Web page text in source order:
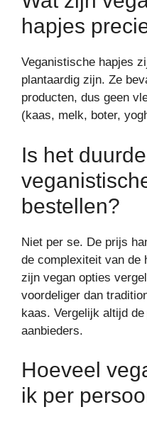
hapjes
Veganistische hapjes
plantaardig zijn. Ze
producten, dus geen
(kaas, melk, boter,
Is het
bestellen?
Niet per se. De prijs
de complexiteit van de
zijn vegan opties
voordeliger dan
kaas. Vergelijk altijd
aanbieders.
Hoeveel
ik per